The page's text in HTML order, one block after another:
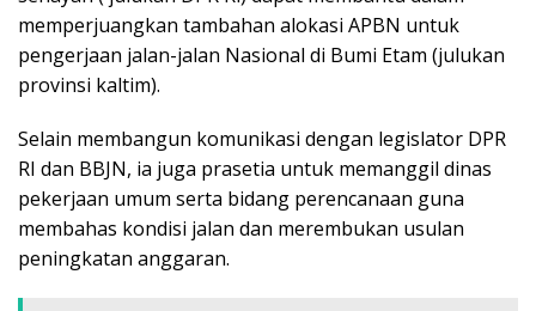
memperjuangkan tambahan alokasi APBN untuk
pengerjaan jalan-jalan Nasional di Bumi Etam (julukan
provinsi kaltim).
Selain membangun komunikasi dengan legislator DPR
RI dan BBJN, ia juga prasetia untuk memanggil dinas
pekerjaan umum serta bidang perencanaan guna
membahas kondisi jalan dan merembukan usulan
peningkatan anggaran.